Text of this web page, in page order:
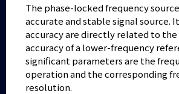
The phase-locked frequency
accurate and stable signal source.
accuracy are directly related to
accuracy of a lower-frequency
significant parameters are the
operation and the corresponding
resolution.